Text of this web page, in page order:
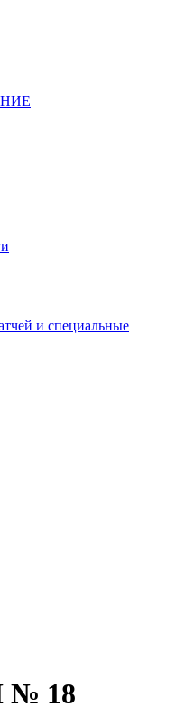
и специальные
№ 18